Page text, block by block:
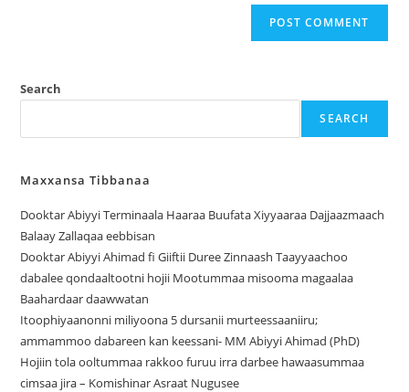
Search
SEARCH
Maxxansa Tibbanaa
Dooktar Abiyyi Terminaala Haaraa Buufata Xiyyaaraa Dajjaazmaach
Balaay Zallaqaa eebbisan
Dooktar Abiyyi Ahimad fi Giiftii Duree Zinnaash Taayyaachoo
dabalee qondaaltootni hojii Mootummaa misooma magaalaa
Baahardaar daawwatan
Itoophiyaanonni miliyoona 5 dursanii murteessaaniiru;
ammammoo dabareen kan keessani- MM Abiyyi Ahimad (PhD)
Hojiin tola ooltummaa rakkoo furuu irra darbee hawaasummaa
cimsaa jira – Komishinar Asraat Nugusee